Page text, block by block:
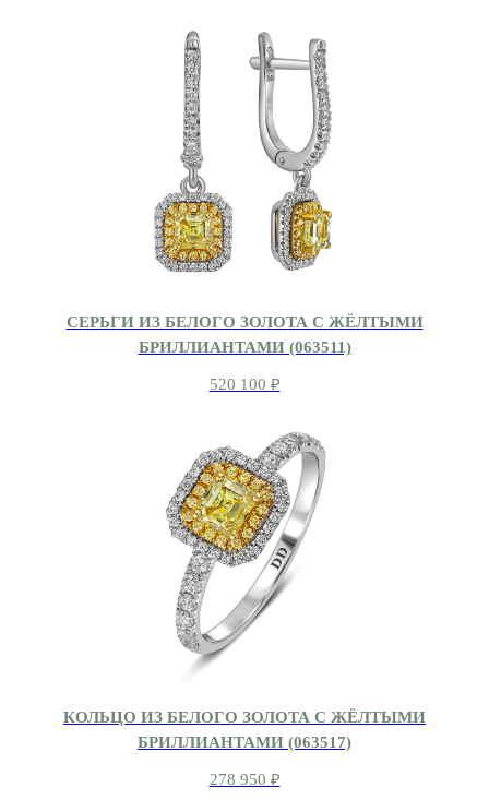
СЕРЬГИ ИЗ БЕЛОГО ЗОЛОТА С ЖЁЛТЫМИ
БРИЛЛИАНТАМИ (063511)
520 100 ₽
КОЛЬЦО ИЗ БЕЛОГО ЗОЛОТА С ЖЁЛТЫМИ
БРИЛЛИАНТАМИ (063517)
278 950 ₽